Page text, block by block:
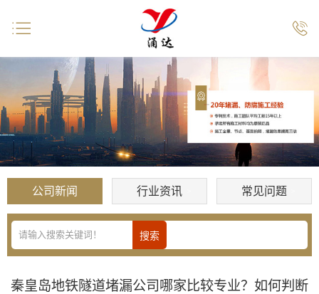
公司新闻 行业资讯 常见问题
秦皇岛地铁隧道堵漏公司哪家比较专业？如何判断
 